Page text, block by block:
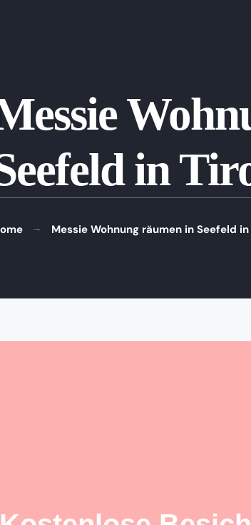
in
Messie Wohnung räumen in Seefeld